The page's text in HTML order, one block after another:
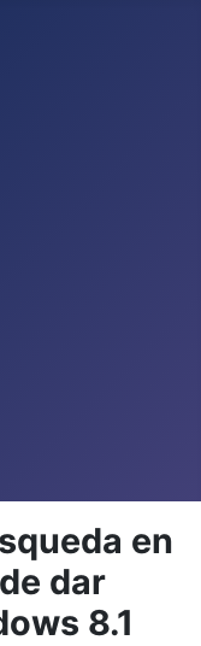
en
dar
8.1